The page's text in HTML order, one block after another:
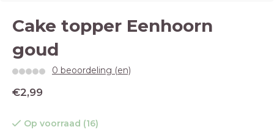
Cake topper Eenhoorn
goud
0 beoordeling (en)
€2,99
Op voorraad (16)